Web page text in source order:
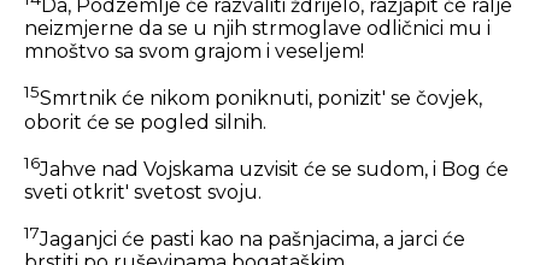
Da, Podzemlje će razvaliti ždrijelo, razjapit će ralje
neizmjerne da se u njih strmoglave odličnici mu i
mnoštvo sa svom grajom i veseljem!
15Smrtnik će nikom poniknuti, ponizit' se čovjek,
oborit će se pogled silnih.
16Jahve nad Vojskama uzvisit će se sudom, i Bog će
sveti otkrit' svetost svoju.
17Jaganjci će pasti kao na pašnjacima, a jarci će